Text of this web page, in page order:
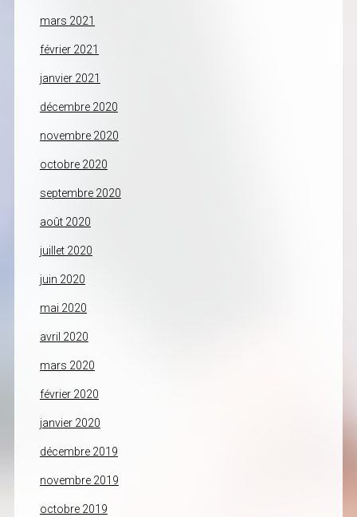
mars 2021
février 2021
janvier 2021
décembre 2020
novembre 2020
octobre 2020
septembre 2020
août 2020
juillet 2020
juin 2020
mai 2020
avril 2020
mars 2020
février 2020
janvier 2020
décembre 2019
novembre 2019
octobre 2019